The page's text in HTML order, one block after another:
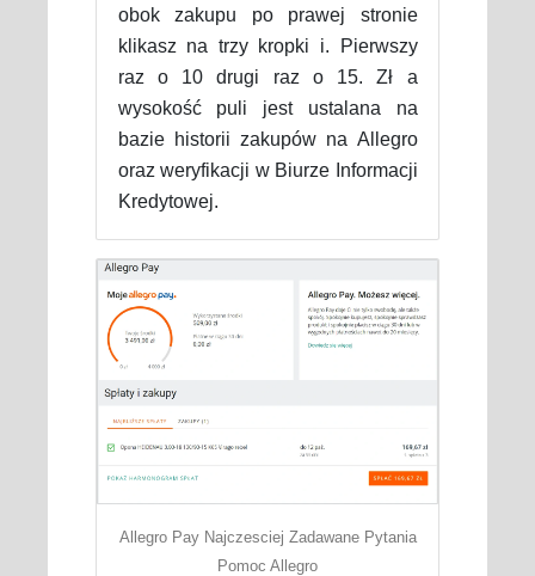
obok zakupu po prawej stronie
klikasz na trzy kropki i. Pierwszy
raz o 10 drugi raz o 15. Zł a
wysokość puli jest ustalana na
bazie historii zakupów na Allegro
oraz weryfikacji w Biurze Informacji
Kredytowej.
Allegro Pay Najczesciej Zadawane Pytania
Pomoc Allegro